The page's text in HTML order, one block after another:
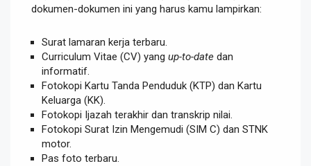
dokumen-dokumen ini yang harus kamu lampirkan:
Surat lamaran kerja terbaru.
Curriculum Vitae (CV) yang up-to-date dan
informatif.
Fotokopi Kartu Tanda Penduduk (KTP) dan Kartu
Keluarga (KK).
Fotokopi Ijazah terakhir dan transkrip nilai.
Fotokopi Surat Izin Mengemudi (SIM C) dan STNK
motor.
Pas foto terbaru.